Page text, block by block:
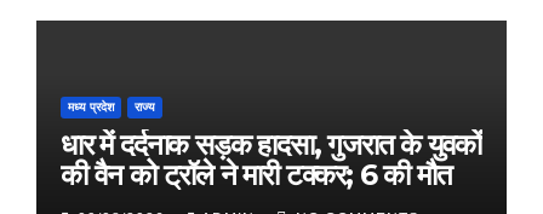
मध्य प्रदेश राज्य
धार में दर्दनाक सड़क हादसा, गुजरात के युवकों
की वैन को ट्रॉले ने मारी टक्कर; 6 की मौत